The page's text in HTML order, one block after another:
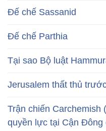
Đế chế Sassanid
Đế chế Parthia
Tại sao Bộ luật
Jerusalem thất thủ
Trận chiến
quyền lực tại Cận Đông